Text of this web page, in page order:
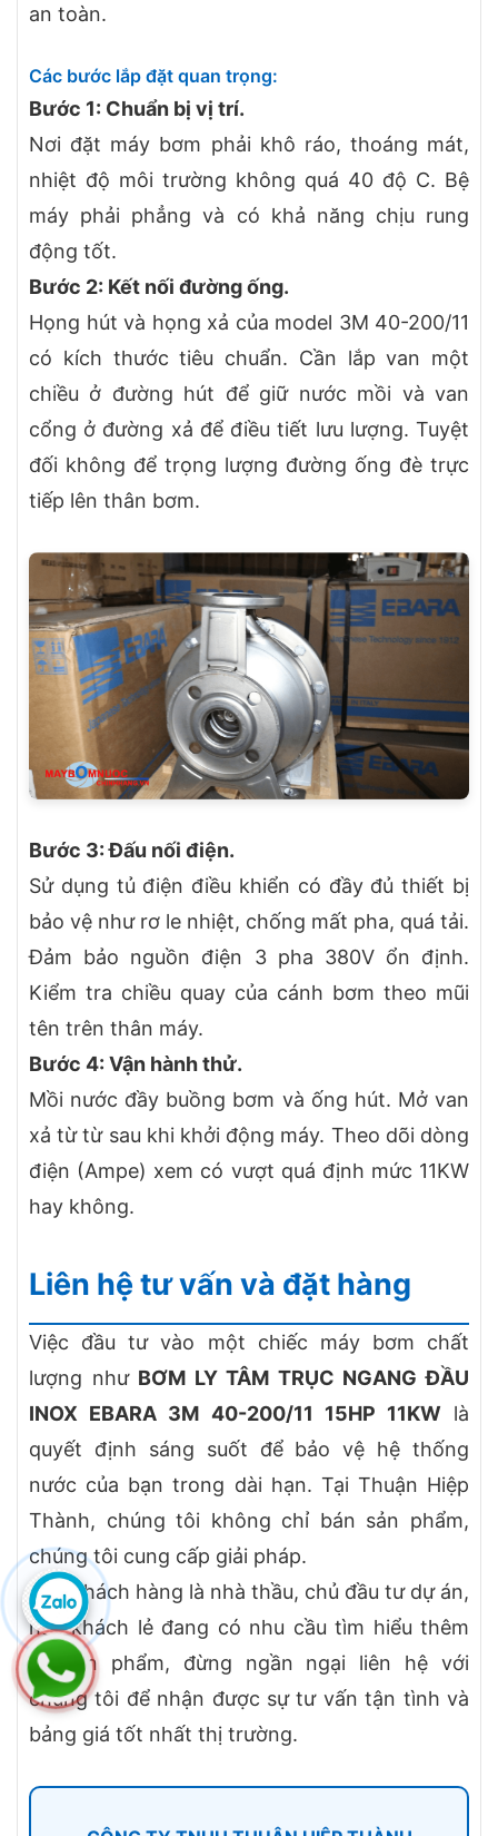
an toàn.
Các bước lắp đặt quan trọng:
Bước 1: Chuẩn bị vị trí.
Nơi đặt máy bơm phải khô ráo, thoáng mát,
nhiệt độ môi trường không quá 40 độ C. Bệ
máy phải phẳng và có khả năng chịu rung
động tốt.
Bước 2: Kết nối đường ống.
Họng hút và họng xả của model 3M 40-200/11
có kích thước tiêu chuẩn. Cần lắp van một
chiều ở đường hút để giữ nước mồi và van
cổng ở đường xả để điều tiết lưu lượng. Tuyệt
đối không để trọng lượng đường ống đè trực
tiếp lên thân bơm.
Bước 3: Đấu nối điện.
Sử dụng tủ điện điều khiển có đầy đủ thiết bị
bảo vệ như rơ le nhiệt, chống mất pha, quá tải.
Đảm bảo nguồn điện 3 pha 380V ổn định.
Kiểm tra chiều quay của cánh bơm theo mũi
tên trên thân máy.
Bước 4: Vận hành thử.
Mồi nước đầy buồng bơm và ống hút. Mở van
xả từ từ sau khi khởi động máy. Theo dõi dòng
điện (Ampe) xem có vượt quá định mức 11KW
hay không.
Liên hệ tư vấn và đặt hàng
Việc đầu tư vào một chiếc máy bơm chất
lượng như BƠM LY TÂM TRỤC NGANG ĐẦU
INOX EBARA 3M 40-200/11 15HP 11KWlà
quyết định sáng suốt để bảo vệ hệ thống
nước của bạn trong dài hạn. Tại Thuận Hiệp
Thành, chúng tôi không chỉ bán sản phẩm,
chúng tôi cung cấp giải pháp.
Quý khách hàng là nhà thầu, chủ đầu tư dự án,
hay khách lẻ đang có nhu cầu tìm hiểu thêm
về sản phẩm, đừng ngần ngại liên hệ với
chúng tôi để nhận được sự tư vấn tận tình và
bảng giá tốt nhất thị trường.